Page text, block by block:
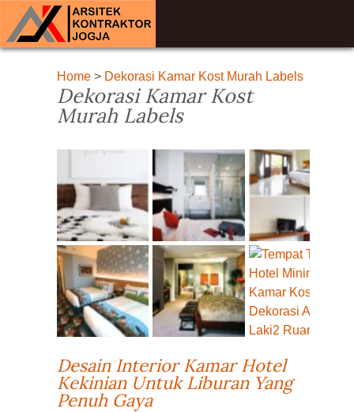
Home> Dekorasi Kamar Kost Murah Labels
Dekorasi Kamar Kost
Murah Labels
Desain Interior Kamar Hotel
Kekinian Untuk Liburan Yang
Penuh Gaya